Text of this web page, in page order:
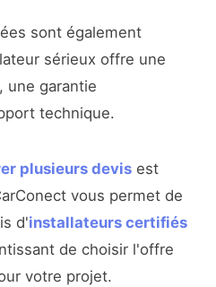
sont également
sérieux offre une
une garantie
technique.
plusieurs devis est
vous permet de
d'installateurs certifiés
de choisir l'offre
votre projet.